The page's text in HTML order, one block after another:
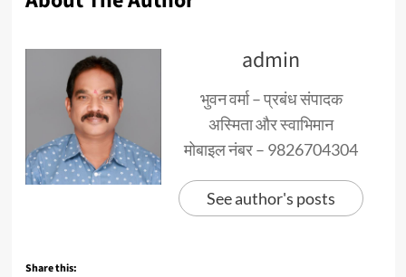
admin
भुवन वर्मा – प्रबंध संपादक
अस्मिता और स्वाभिमान
मोबाइल नंबर – 9826704304
See author's posts
Share this: